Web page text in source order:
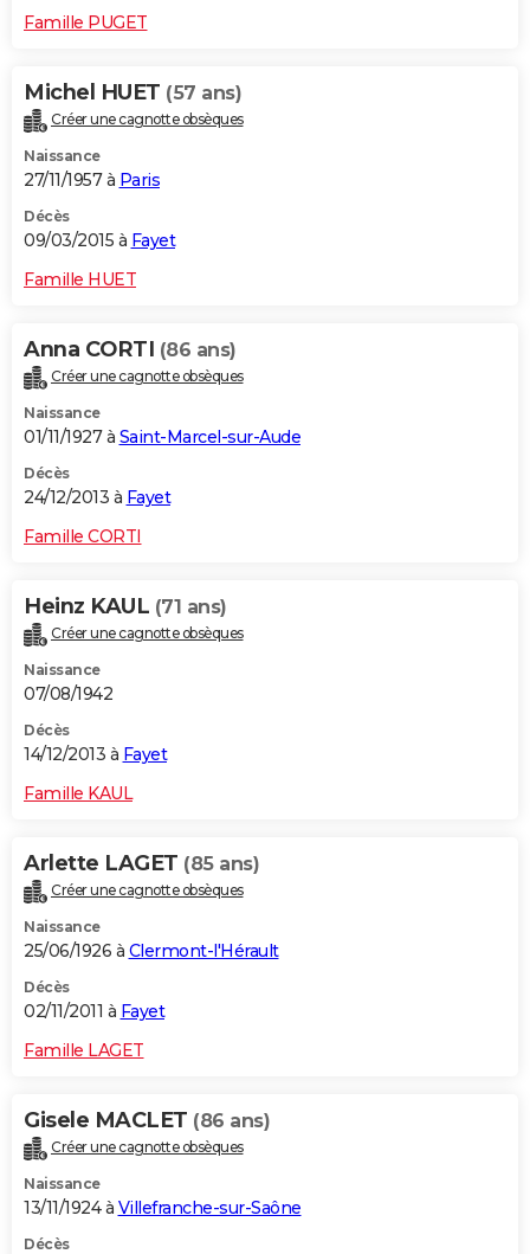
Famille PUGET
Michel HUET (57 ans)
Créer une cagnotte obsèques
Naissance
27/11/1957 à Paris
Décès
09/03/2015 à Fayet
Famille HUET
Anna CORTI (86 ans)
Créer une cagnotte obsèques
Naissance
01/11/1927 à Saint-Marcel-sur-Aude
Décès
24/12/2013 à Fayet
Famille CORTI
Heinz KAUL (71 ans)
Créer une cagnotte obsèques
Naissance
07/08/1942
Décès
14/12/2013 à Fayet
Famille KAUL
Arlette LAGET (85 ans)
Créer une cagnotte obsèques
Naissance
25/06/1926 à Clermont-l'Hérault
Décès
02/11/2011 à Fayet
Famille LAGET
Gisele MACLET (86 ans)
Créer une cagnotte obsèques
Naissance
13/11/1924 à Villefranche-sur-Saône
Décès